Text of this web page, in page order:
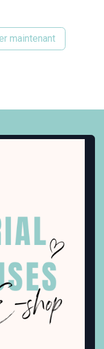
maintenant